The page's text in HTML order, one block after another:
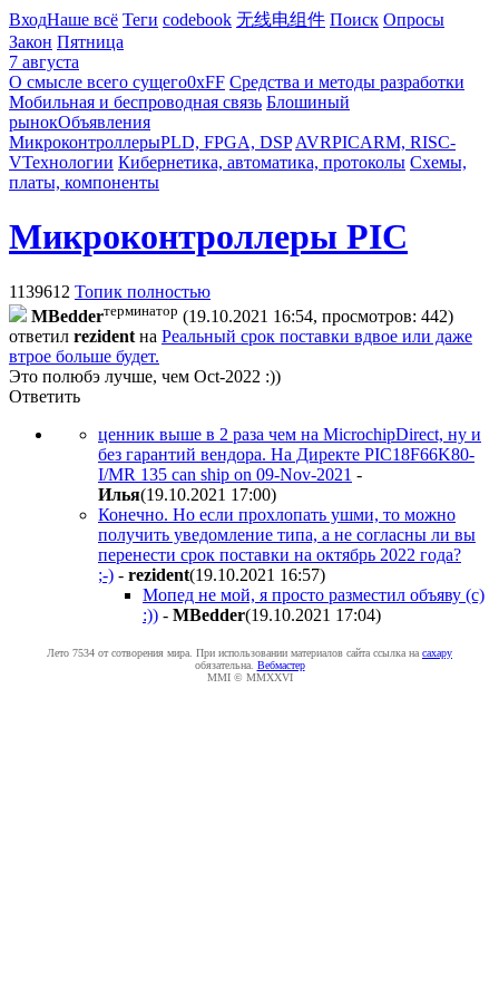
ВходНаше всё Теги codebook 无线电组件 Поиск Опросы
Закон Пятница
7 августа
О смысле всего сущего0xFF Средства и методы разработки
Мобильная и беспроводная связь Блошиный
рынокОбъявления
МикроконтроллерыPLD, FPGA, DSP AVRPICARM, RISC-
VТехнологии Кибернетика, автоматика, протоколы Схемы,
платы, компоненты
Микроконтроллеры PIC
1139612 Топик полностью
MBedderтерминатор (19.10.2021 16:54, просмотров: 442)
ответил rezident на Реальный срок поставки вдвое или даже
втрое больше будет.
Это полюбэ лучше, чем Oct-2022 :))
Ответить
ценник выше в 2 раза чем на MicrochipDirect, ну и
без гарантий вендора. На Директе PIC18F66K80-
I/MR 135 can ship on 09-Nov-2021 -
Илья(19.10.2021 17:00)
Конечно. Но если прохлопать ушми, то можно
получить уведомление типа, а не согласны ли вы
перенести срок поставки на октябрь 2022 года?
;-) - rezident(19.10.2021 16:57)
Мопед не мой, я просто разместил объяву (с)
:)) - MBedder(19.10.2021 17:04)
Лето 7534 от сотворения мира. При использовании материалов сайта ссылка на caxapу
обязательна. Вебмастер
MMI © MMXXVI